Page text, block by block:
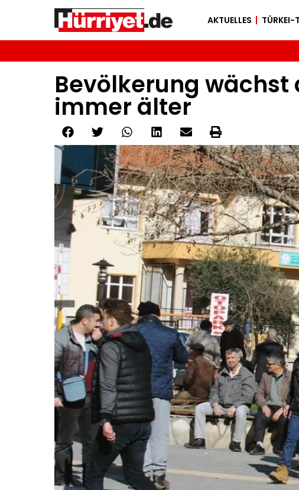
AKTUELLES TÜRKEI-
Bevölkerung wächst
immer älter